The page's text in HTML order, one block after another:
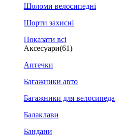
Шоломи велосипедні
Шорти захисні
Показати всі
Аксесуари(61)
Аптечки
Багажники авто
Багажники для велосипеда
Балаклави
Бандани